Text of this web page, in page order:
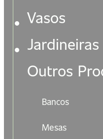
Vasos
Jardineiras
Outros
Bancos
Mesas